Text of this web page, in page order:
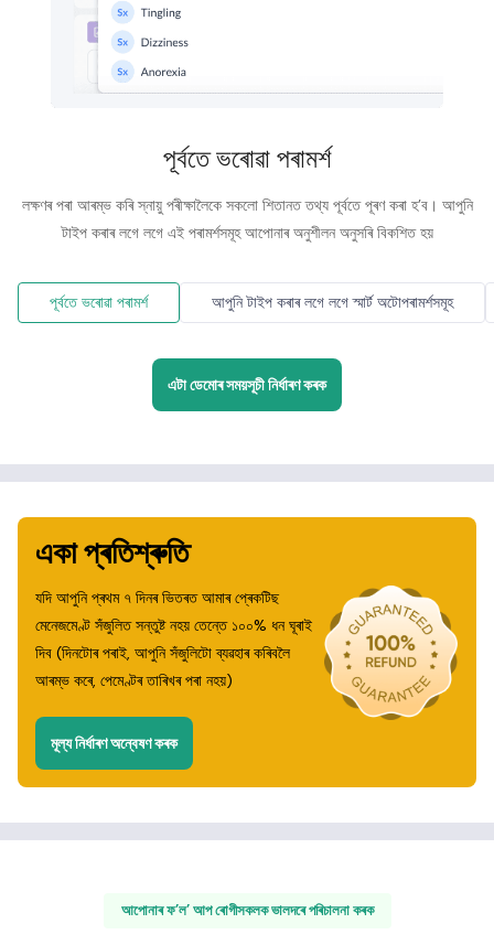
পূৰ্বতে ভৰোৱা পৰামৰ্শ
লক্ষণৰ পৰা আৰম্ভ কৰি স্নায়ু পৰীক্ষালৈকে সকলো শিতানত তথ্য পূৰ্বতে পূৰণ কৰা হ’ব। আপুনি
টাইপ কৰাৰ লগে লগে এই পৰামৰ্শসমূহ আপোনাৰ অনুশীলন অনুসৰি বিকশিত হয়
পূৰ্বতে ভৰোৱা পৰামৰ্শ আপুনি টাইপ কৰাৰ লগে লগে স্মাৰ্ট অটোপৰামৰ্শসমূহ
এটা ডেমোৰ সময়সূচী নিৰ্ধাৰণ কৰক
একা প্ৰতিশ্ৰুতি
যদি আপুনি প্ৰথম ৭ দিনৰ ভিতৰত আমাৰ প্ৰেকটিছ
মেনেজমেণ্ট সঁজুলিত সন্তুষ্ট নহয় তেন্তে ১০০% ধন ঘূৰাই
দিব (দিনটোৰ পৰাই, আপুনি সঁজুলিটো ব্যৱহাৰ কৰিবলৈ
আৰম্ভ কৰে, পেমেণ্টৰ তাৰিখৰ পৰা নহয়)
মূল্য নিৰ্ধাৰণ অন্বেষণ কৰক
আপোনাৰ ফ’ল’ আপ ৰোগীসকলক ভালদৰে পৰিচালনা কৰক